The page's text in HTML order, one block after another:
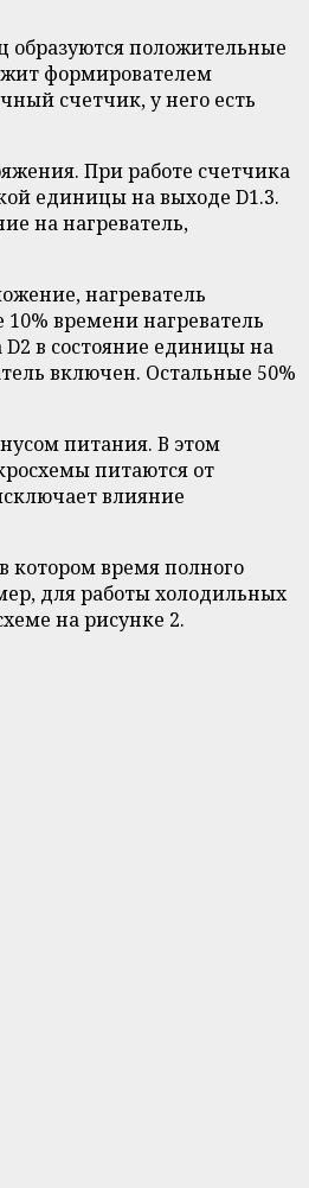
образуются положительные
формирователем
счетчик, у него есть
При работе счетчика
единицы на выходе D1.3.
на нагреватель,
нагреватель
времени нагреватель
в состояние единицы на
включен. Остальные 50%
питания. В этом
питаются от
влияние
котором время полного
для работы холодильных
на рисунке 2.